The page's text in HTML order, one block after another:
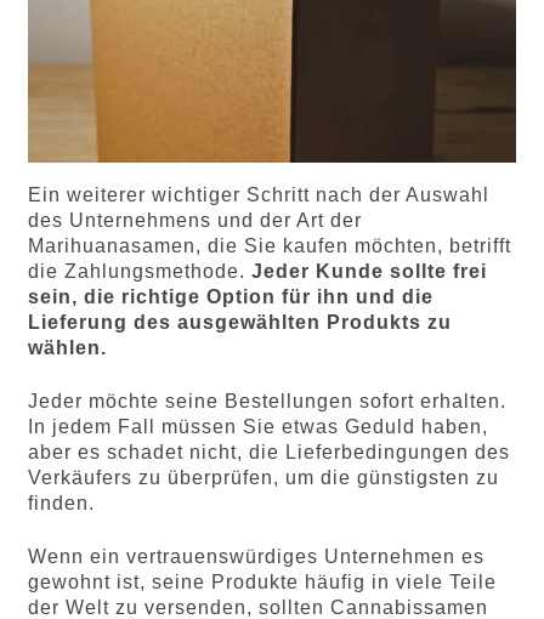
Ein weiterer wichtiger Schritt nach der Auswahl
des Unternehmens und der Art der
Marihuanasamen, die Sie kaufen möchten, betrifft
die Zahlungsmethode. Jeder Kunde sollte frei
sein, die richtige Option für ihn und die
Lieferung des ausgewählten Produkts zu
wählen.
Jeder möchte seine Bestellungen sofort erhalten.
In jedem Fall müssen Sie etwas Geduld haben,
aber es schadet nicht, die Lieferbedingungen des
Verkäufers zu überprüfen, um die günstigsten zu
finden.
Wenn ein vertrauenswürdiges Unternehmen es
gewohnt ist, seine Produkte häufig in viele Teile
der Welt zu versenden, sollten Cannabissamen